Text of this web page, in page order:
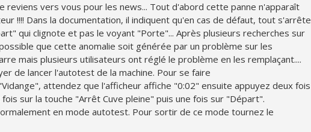
reviens vers vous pour les news... Tout d'abord cette panne n'apparaît
!!!! Dans la documentation, il indiquent qu'en cas de défaut, tout s'arrête
qui clignote et pas le voyant "Porte"... Après plusieurs recherches sur
que cette anomalie soit générée par un problème sur les
mais plusieurs utilisateurs ont réglé le problème en les remplaçant....
de lancer l'autotest de la machine. Pour se faire
attendez que l'afficheur affiche "0:02" ensuite appuyez deux fois
sur la touche "Arrêt Cuve pleine" puis une fois sur "Départ".
en mode autotest. Pour sortir de ce mode tournez le